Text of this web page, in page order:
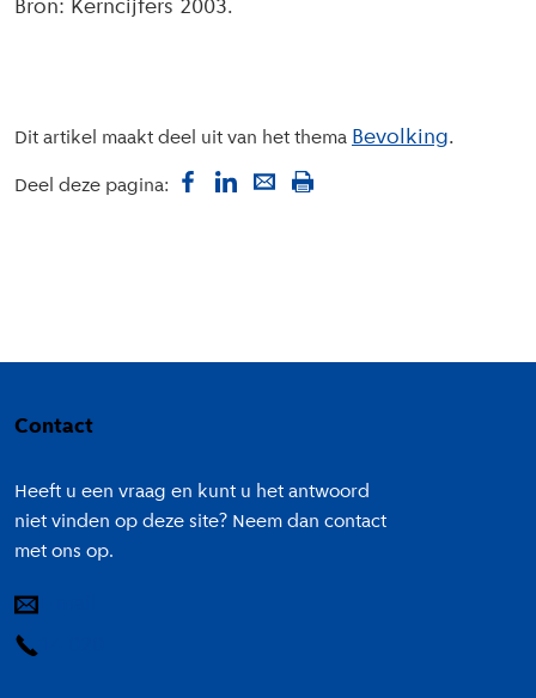
Bron: Kerncijfers 2003.
Dit artikel maakt deel uit van het thema Bevolking
Deel deze pagina:
Contact
Heeft u een vraag en kunt u het antwoord
niet vinden op deze site? Neem dan contact
met ons op.